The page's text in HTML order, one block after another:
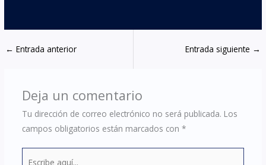
← Entrada anterior Entrada siguiente →
Deja un comentario
Tu dirección de correo electrónico no será publicada. Los
campos obligatorios están marcados con *